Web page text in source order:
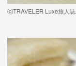
ⓒTRAVELER Luxe旅人誌